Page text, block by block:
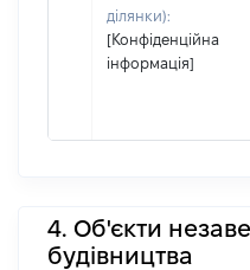
ділянки):
[Конфіденційна
інформація]
4. Об'єкти
будівництва